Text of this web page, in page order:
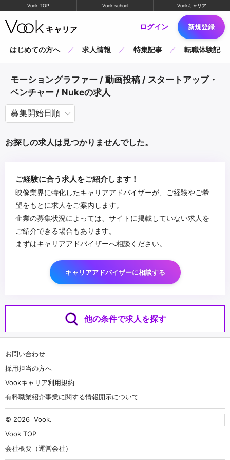
Vook TOP Vook school Vookキャリア
ログイン 新規登録
はじめての方へ 求人情報 特集記事 転職体験記
モーショングラファー / 動画投稿 / スタートアップ・
ベンチャー / Nukeの求人
お探しの求人は見つかりませんでした。
ご経験に合う求人をご紹介します！
映像業界に特化したキャリアアドバイザーが、ご経験やご希
望をもとに求人をご案内します。
企業の募集状況によっては、サイトに掲載していない求人を
ご紹介できる場合もあります。
まずはキャリアアドバイザーへ相談ください。
キャリアアドバイザーに相談する
他の条件で求人を探す
お問い合わせ
採用担当の方へ
Vookキャリア利用規約
有料職業紹介事業に関する情報開示について
© 2026 Vook.
Vook TOP
会社概要（運営会社）